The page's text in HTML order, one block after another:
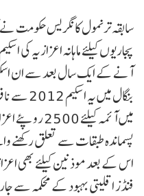
سابقہ ترنمول کانگریس حکومت
پجاریوں کیلئے ماہانہ اعزازیہ کی
آنے کے ایک سال بعد سے ان
بنگال
میں آئمہ کیلئے
پسماندہ طبقات سے تعلق رکھنے
اس کے بعد موذنین کیلئے بھی